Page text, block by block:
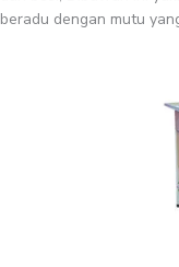
beradu dengan mutu